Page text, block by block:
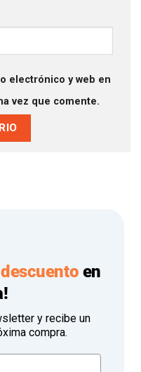
electrónico y web en
vez que comente.
en
y recibe un
compra.